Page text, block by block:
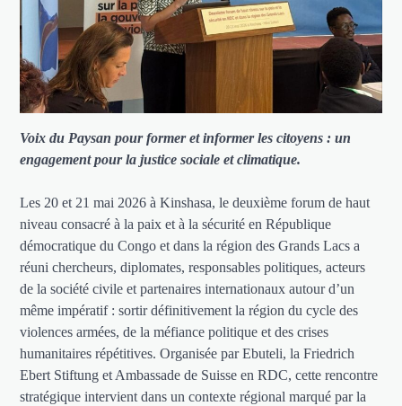
Voix du Paysan pour former et informer les citoyens : un
engagement pour la justice sociale et climatique.
Les 20 et 21 mai 2026 à Kinshasa, le deuxième forum de haut
niveau consacré à la paix et à la sécurité en République
démocratique du Congo et dans la région des Grands Lacs a
réuni chercheurs, diplomates, responsables politiques, acteurs
de la société civile et partenaires internationaux autour d’un
même impératif : sortir définitivement la région du cycle des
violences armées, de la méfiance politique et des crises
humanitaires répétitives. Organisée par Ebuteli, la Friedrich
Ebert Stiftung et Ambassade de Suisse en RDC, cette rencontre
stratégique intervient dans un contexte régional marqué par la